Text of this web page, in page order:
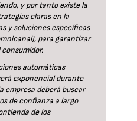
y por tanto existe la
claras en la
y soluciones específicas
para garantizar
consumidor.
automáticas
exponencial durante
empresa deberá buscar
de confianza a largo
de los